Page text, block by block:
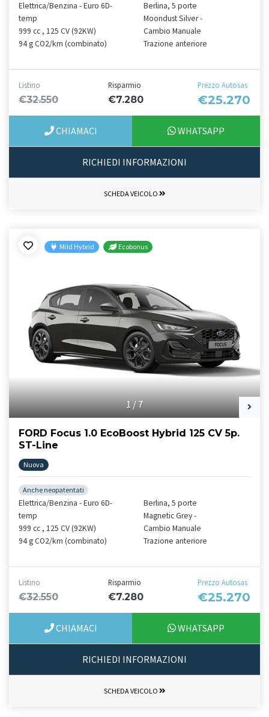
Elettrica/Benzina - Euro 6D-
temp
999 cc , 125 CV (92KW)
94 g CO2/km (combinato)
Berlina, 5 porte
Moondust Silver -
Cambio Manuale
Trazione anteriore
Listino
€32.550
Risparmio
€7.280
Prezzo Autosas
€25.270
CHIAMACI WHATSAPP
RICHIEDI INFORMAZIONI
SCHEDA VEICOLO
1/7
Mild Hybrid Ecobonus
FORD Focus 1.0 EcoBoost Hybrid 125 CV 5p.
ST-Line
Nuova
Anche neopatentati
Elettrica/Benzina - Euro 6D-
temp
999 cc , 125 CV (92KW)
94 g CO2/km (combinato)
Berlina, 5 porte
Magnetic Grey -
Cambio Manuale
Trazione anteriore
Listino
€32.550
Risparmio
€7.280
Prezzo Autosas
€25.270
CHIAMACI WHATSAPP
RICHIEDI INFORMAZIONI
SCHEDA VEICOLO